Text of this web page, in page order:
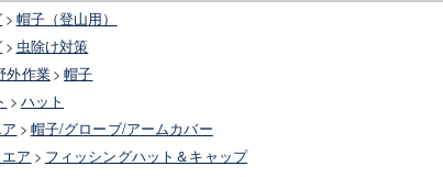
> 帽子（登山用）
> 虫除け対策
外作業> 帽子
> ハット
> 帽子/グローブ/アームカバー
ア > フィッシングハット＆キャップ